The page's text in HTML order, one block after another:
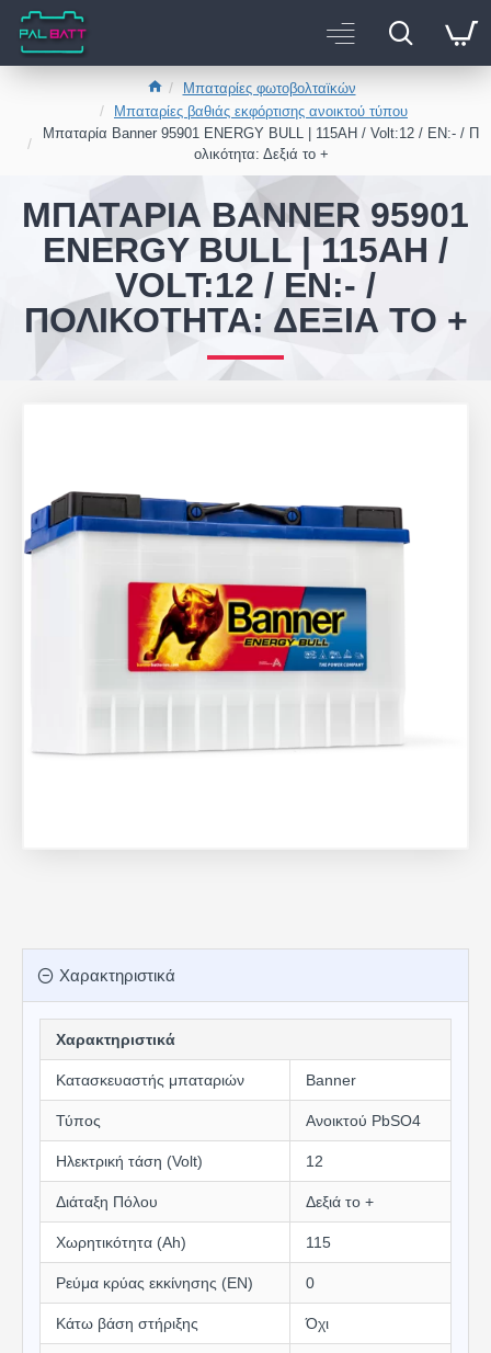
Μπαταρίες φωτοβολταϊκών
Μπαταρίες βαθιάς εκφόρτισης ανοικτού τύπου
Μπαταρία Banner 95901 ENERGY BULL | 115AH / Volt:12 / EN:- / Π
ολικότητα: Δεξιά το +
ΜΠΑΤΑΡΊΑ BANNER 95901
ENERGY BULL | 115AH /
VOLT:12 / EN:- /
ΠΟΛΙΚΌΤΗΤΑ: ΔΕΞΙΆ ΤΟ +
Χαρακτηριστικά
Χαρακτηριστικά
Κατασκευαστής μπαταριών Banner
Τύπος Ανοικτού PbSO4
Ηλεκτρική τάση (Volt) 12
Διάταξη Πόλου Δεξιά το +
Χωρητικότητα (Αh) 115
Ρεύμα κρύας εκκίνησης (EN) 0
Κάτω βάση στήριξης Όχι